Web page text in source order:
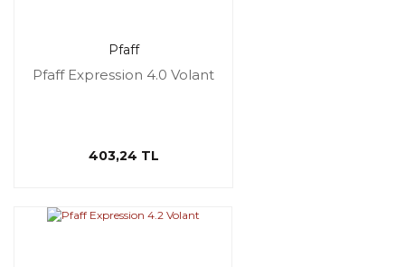
Pfaff
Pfaff Expression 4.0 Volant
403,24 TL